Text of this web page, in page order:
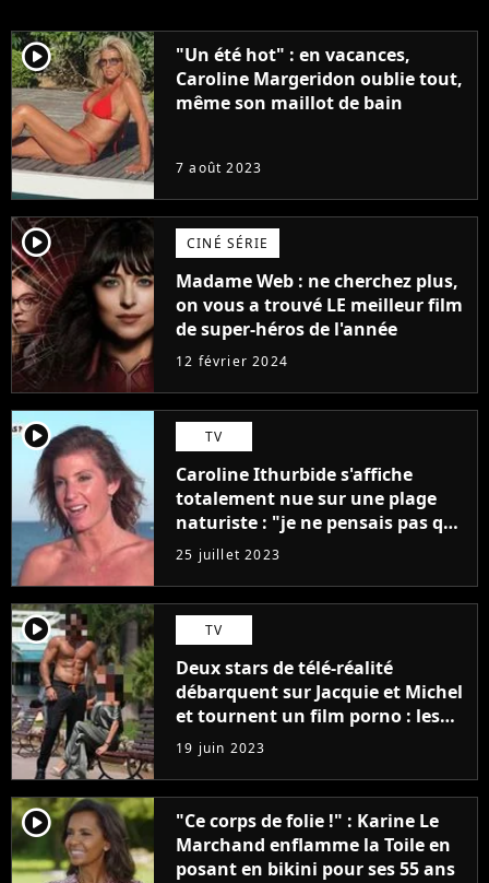
player2
"Un été hot" : en vacances,
Caroline Margeridon oublie tout,
même son maillot de bain
7 août 2023
player2 CINÉ SÉRIE
Madame Web : ne cherchez plus,
on vous a trouvé LE meilleur film
de super-héros de l'année
12 février 2024
player2 TV
Caroline Ithurbide s'affiche
totalement nue sur une plage
naturiste : "je ne pensais pas que
j'arriverais à le faire..."
25 juillet 2023
player2 TV
Deux stars de télé-réalité
débarquent sur Jacquie et Michel
et tournent un film porno : les
premières images du tournage
(exclu)
19 juin 2023
player2
"Ce corps de folie !" : Karine Le
Marchand enflamme la Toile en
posant en bikini pour ses 55 ans